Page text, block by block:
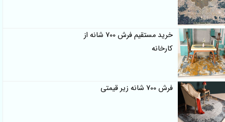
خرید مستقیم فرش 700 شانه از
کارخانه
فرش 700 شانه زیر قیمتی